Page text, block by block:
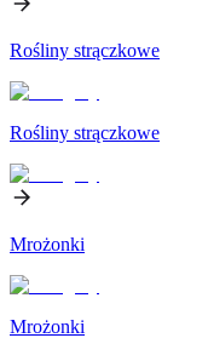
Rośliny strączkowe
Rośliny strączkowe
Mrożonki
Mrożonki